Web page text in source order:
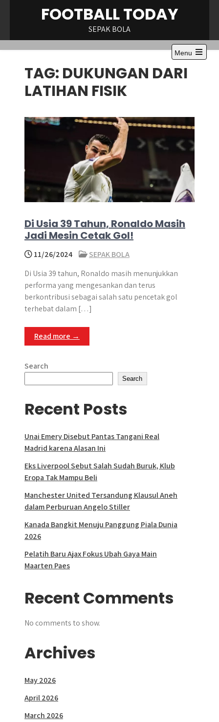
FOOTBALL TODAY
SEPAK BOLA
Menu
Open
TAG: DUKUNGAN DARI
LATIHAN FISIK
Di Usia 39 Tahun, Ronaldo Masih
Jadi Mesin Cetak Gol!
11/26/2024
SEPAK BOLA
Di Usia 39 tahun, Ronaldo masih menunjukkan
performa yang mengesankan dan terus
berkontribusi sebagai salah satu pencetak gol
terhebat dalam […]
Read more →
Search
Search
Recent Posts
Unai Emery Disebut Pantas Tangani Real
Madrid karena Alasan Ini
Eks Liverpool Sebut Salah Sudah Buruk, Klub
Eropa Tak Mampu Beli
Manchester United Tersandung Klausul Aneh
dalam Perburuan Angelo Stiller
Kanada Bangkit Menuju Panggung Piala Dunia
2026
Pelatih Baru Ajax Fokus Ubah Gaya Main
Maarten Paes
Recent Comments
No comments to show.
Archives
May 2026
April 2026
March 2026